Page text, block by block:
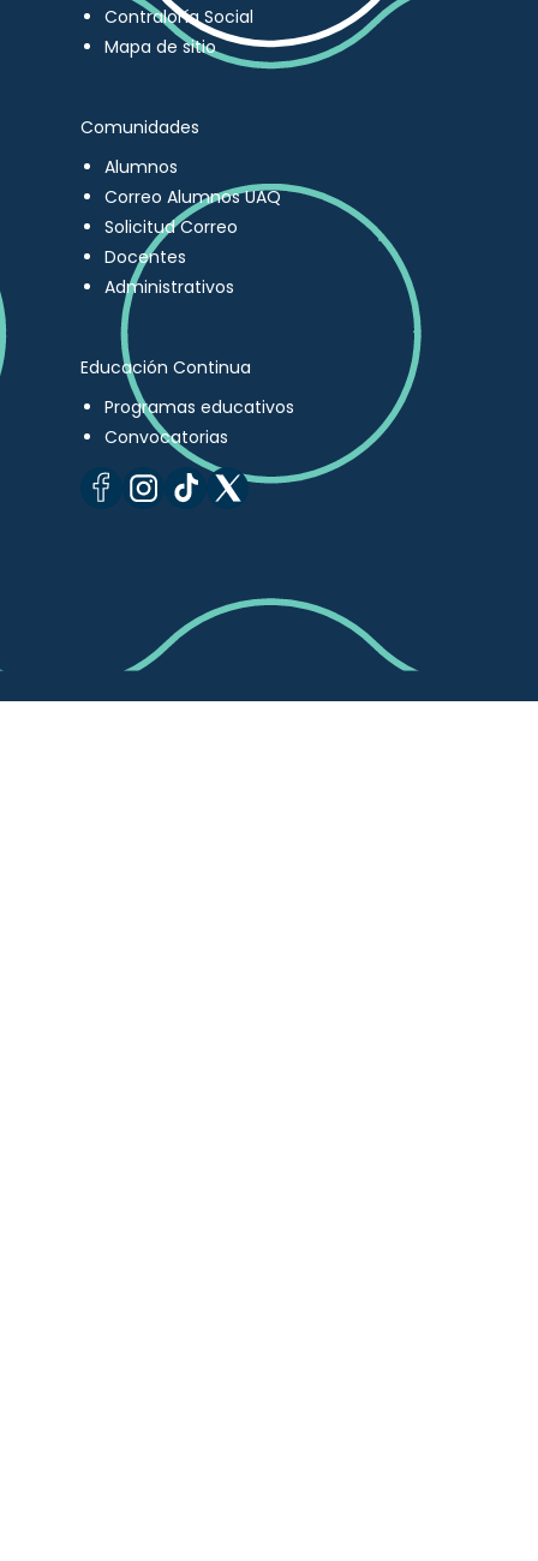
Contraloría Social
Mapa de sitio
Comunidades
Alumnos
Correo Alumnos UAQ
Solicitud Correo
Docentes
Administrativos
Educación Continua
Programas educativos
Convocatorias